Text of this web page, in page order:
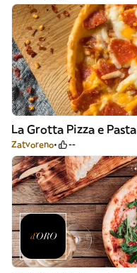
La Grotta Pizza e Pasta
Zatvoreno --